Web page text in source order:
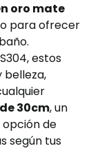
oro mate
para ofrecer
estos
belleza,
30cm, un
opción de
según tus